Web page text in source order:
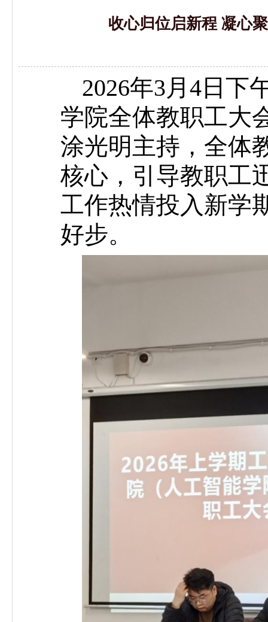
收心归位启新程 凝心
2026年3月4日下
学院全体教职工大
涂光明主持，全体
核心，引导教职工
工作热情投入新学
好步。